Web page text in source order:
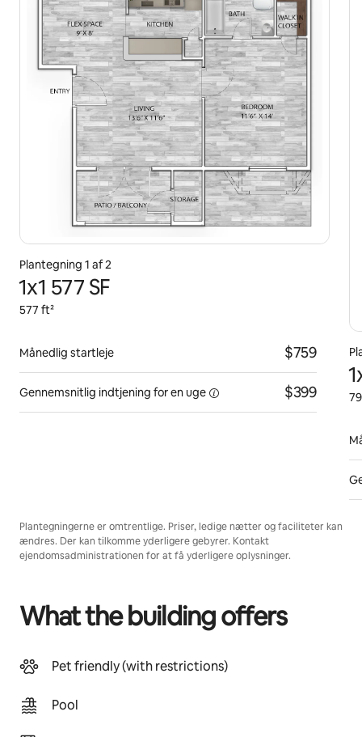
Plantegning 1 af 2
1x1 577 SF
577 ft²
Månedlig startleje $759
Gennemsnitlig indtjening foren uge $399
Plantegningerne er omtrentlige. Priser, ledige nætter og faciliteter kan
ændres. Der kan tilkomme yderligere gebyrer. Kontakt
ejendomsadministrationen for at få yderligere oplysninger.
What the building offers
Pet friendly (with restrictions)
Pool